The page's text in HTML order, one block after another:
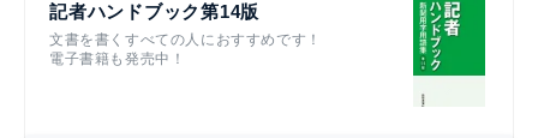
記者ハンドブック第14版
文書を書くすべての人におすすめです！
電子書籍も発売中！